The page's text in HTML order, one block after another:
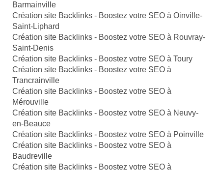
Barmainville
Création site Backlinks - Boostez votre SEO à Oinville-
Saint-Liphard
Création site Backlinks - Boostez votre SEO à Rouvray-
Saint-Denis
Création site Backlinks - Boostez votre SEO à Toury
Création site Backlinks - Boostez votre SEO à
Trancrainville
Création site Backlinks - Boostez votre SEO à
Mérouville
Création site Backlinks - Boostez votre SEO à Neuvy-
en-Beauce
Création site Backlinks - Boostez votre SEO à Poinville
Création site Backlinks - Boostez votre SEO à
Baudreville
Création site Backlinks - Boostez votre SEO à